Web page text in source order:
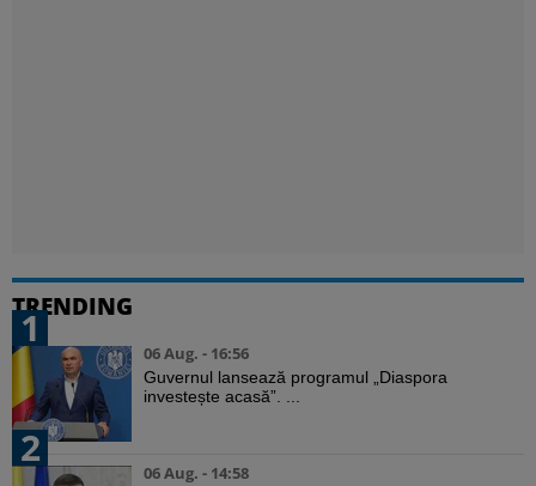
TRENDING
1
06 Aug. - 16:56
Guvernul lansează programul „Diaspora
investește acasă”. ...
2
06 Aug. - 14:58